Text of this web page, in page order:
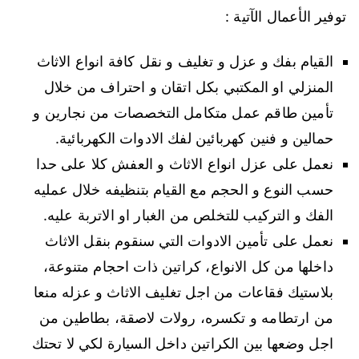
توفير الأعمال الآتية :
القيام بفك و عزل و تغليف و نقل كافة انواع الاثاث
المنزلي او المكتبي بكل اتقان و احتراف من خلال
تأمين طاقم عمل متكامل التخصصات من نجارين و
حمالين و فنين كهربائين لفك الادوات الكهربائية.
نعمل على عزل انواع الاثاث و العفش كلا على حدا
حسب النوع و الحجم مع القيام بتنظيفه خلال عمليه
الفك و التركيب للتخلص من الغبار او الاتربة عليه.
نعمل على تأمين الادوات التي سنقوم بنقل الاثاث
داخلها من كل الانواع، كراتين ذات احجام متنوعة،
بلاستيك فقاعات من اجل تغليف الاثاث و عزله منعا
من ارتطامه و تكسره، رولات لاصقة، بطاطين من
اجل وضعها بين الكراتين داخل السيارة لكي لا تحتك